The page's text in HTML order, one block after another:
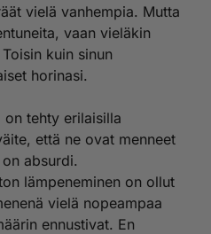
ilmastotieteilijät
alkupuolella, mutta
ei mene mikään todellinen
vielä vanhempia. Mutta
vaan vieläkin
kuin sinun
horinasi.
on tehty erilaisilla
että ne ovat menneet
absurdi.
lämpeneminen on ollut
vielä nopeampaa
ennustivat. En